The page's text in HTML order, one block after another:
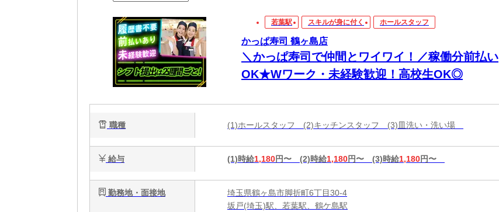
若葉駅 スキルが身に付く ホールスタッフ
かっぱ寿司 鶴ヶ島店
＼かっぱ寿司で仲間とワイワイ！／稼働分前払い
OK★Wワーク・未経験歓迎！高校生OK◎
職種 (1)ホールスタッフ (2)キッチンスタッフ (3)皿洗い・洗い場
給与 (1)時給1,180円〜 (2)時給1,180円〜 (3)時給1,180円〜
勤務地・面接地
埼玉県鶴ヶ島市脚折町6丁目30-4
坂戸(埼玉)駅、若葉駅、鶴ケ島駅